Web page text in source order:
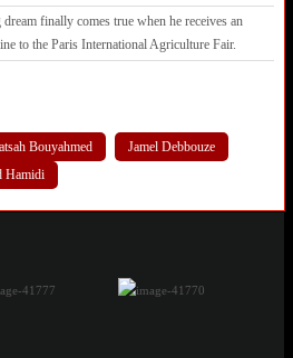
finally comes true when he receives an
to the Paris International Agriculture Fair.
Bouyahmed
Jamel Debbouze
Hamidi